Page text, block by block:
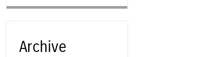
Archive